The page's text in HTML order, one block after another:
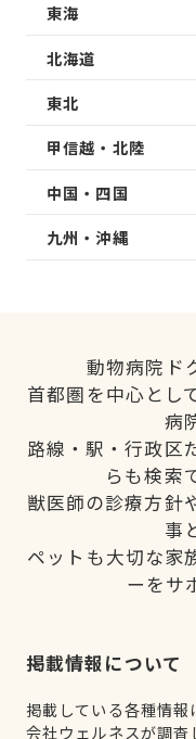
東海
北海道
東北
甲信越・北陸
中国・四国
九州・沖縄
動物病院ド
首都圏を中心とし
病
路線・駅・行政区
らも検索
獣医師の診療方針
事
ペットも大切な家
ーをサ
掲載情報について
掲載している各種情
会社ウェルネスが調査